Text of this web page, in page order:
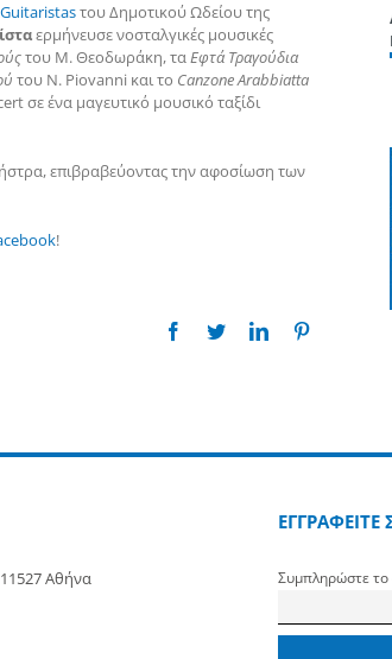
του Δημοτικού Ωδείου της
ερμήνευσε νοσταλγικές μουσικές
του Μ. Θεοδωράκη, ταΕφτά Τραγούδια
του N. Piovanni και το Canzone Arabbiatta
σε ένα μαγευτικό μουσικό ταξίδι
επιβραβεύοντας την αφοσίωση των
!
Facebook
TwitterLinkedin
Αθήνα
ΕΓΓΡΑΦΕΙΤΕ
Συμπληρώστε